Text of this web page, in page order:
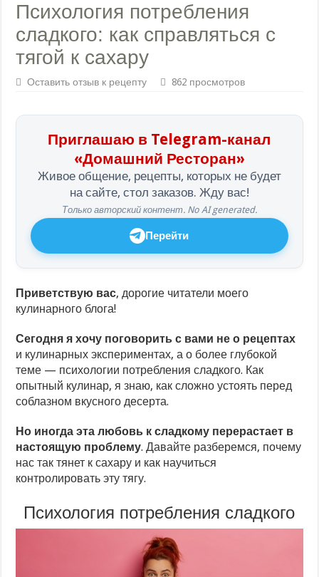
Психология потребления
сладкого: как справляться с
тягой к сахару
Оставить отзыв к рецепту 862 просмотров
Приглашаю в Telegram-канал
«Домашний Ресторан»
Живое общение, рецепты, которых не будет
на сайте, стол заказов. Жду вас!
Только авторский контент. No AI generated.
Перейти
Приветствую вас, дорогие читатели моего
кулинарного блога!
Сегодня я хочу поговорить с вами не о рецептах
и кулинарных экспериментах, а о более глубокой
теме — психологии потребления сладкого. Как
опытный кулинар, я знаю, как сложно устоять перед
соблазном вкусного десерта.
Но иногда эта любовь к сладкому перерастает в
настоящую проблему. Давайте разберемся, почему
нас так тянет к сахару и как научиться
контролировать эту тягу.
Психология потребления сладкого